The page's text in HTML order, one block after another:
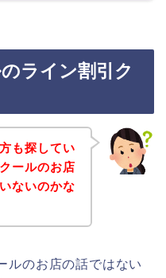
ライン割引ク
も探してい
ールのお店
ないのかな
ルのお店の話ではない